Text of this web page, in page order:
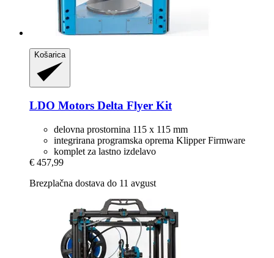
Košarica
LDO Motors Delta Flyer Kit
delovna prostornina 115 x 115 mm
integrirana programska oprema Klipper Firmware
komplet za lastno izdelavo
€ 457,99
Brezplačna dostava do 11 avgust